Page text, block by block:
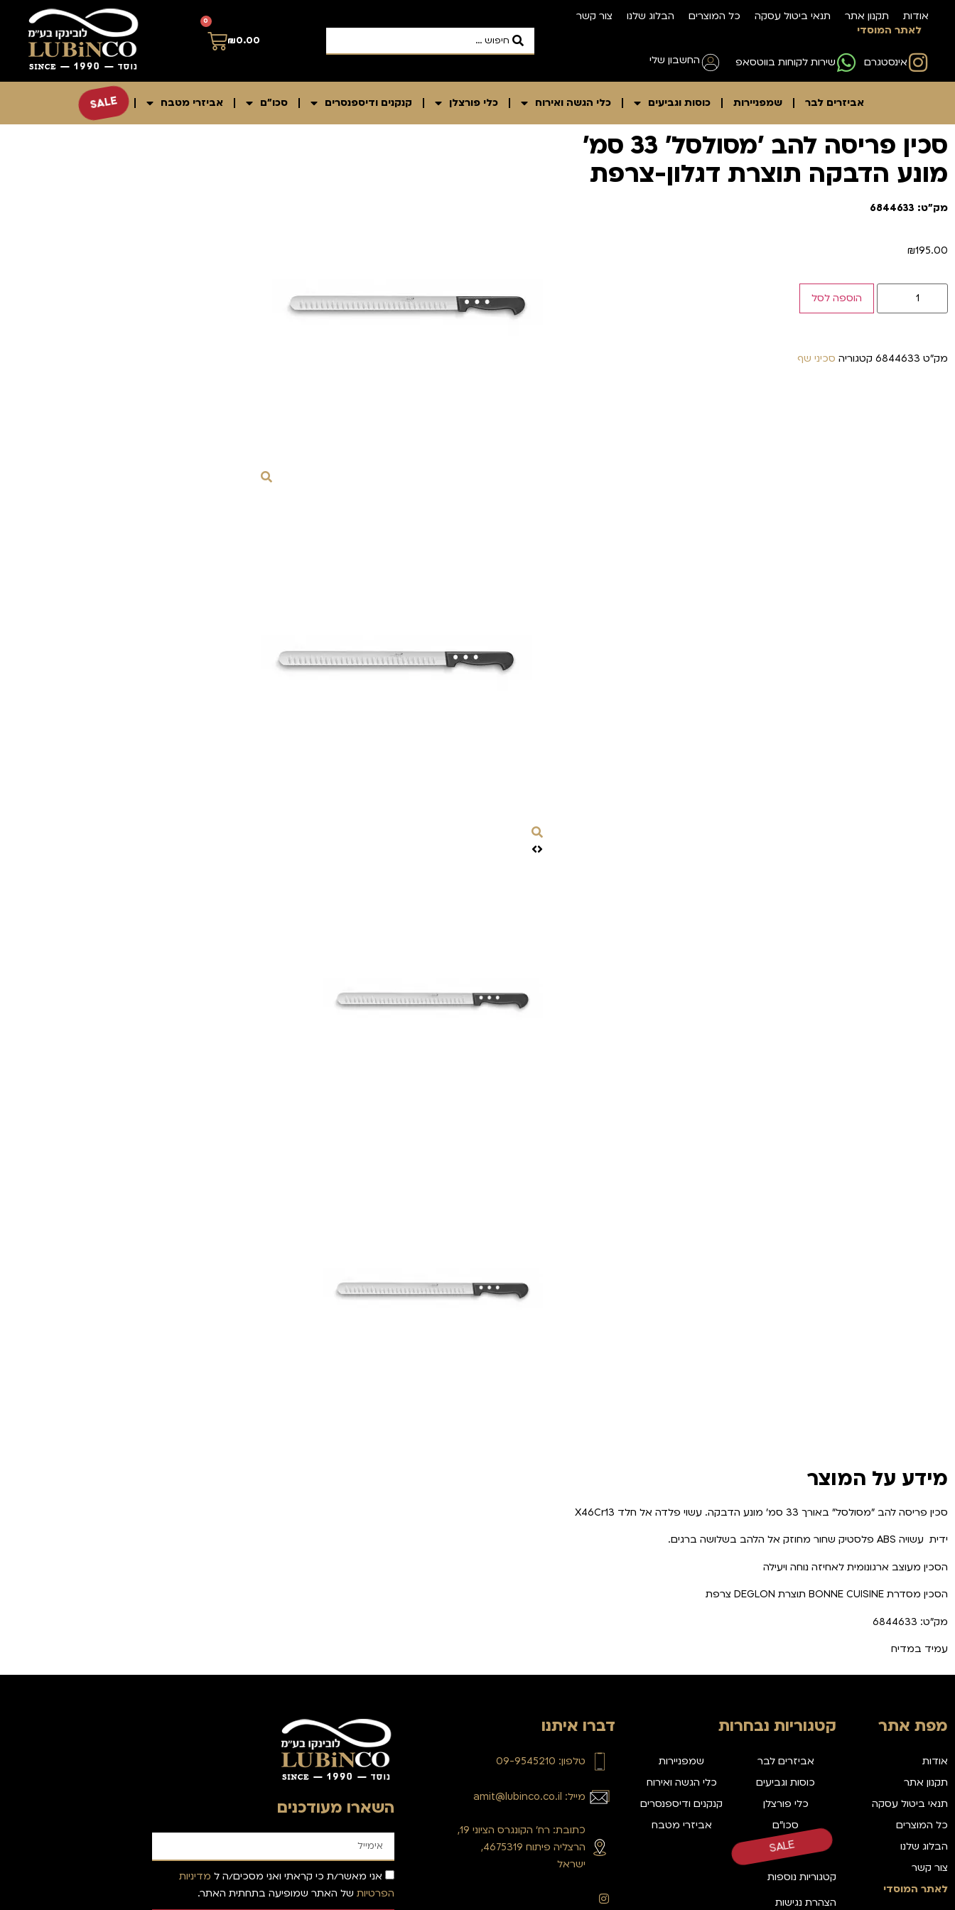
אודות תקנון אתר תנאי ביטול עסקה כל המוצרים הבלוג שלנו
צור קשר
לאתר המוסדי
אינסטגרם שירות לקוחות בווטסאפ החשבון שלי
₪0.00
0
אביזרים לבר שמפניירות כוסות וגביעים כלי הגשה ואירוח כלי פורצלן קנקנים ודיספנסרים סכו"ם אביזרי מטבח SALE
סכין פריסה להב 'מסולסל' 33 סמ'
מונע הדבקה תוצרת דגלון-צרפת
מק"ט: 6844633
₪195.00
הוספה לסל
מק"ט 6844633 קטגוריה סכיני שף
מידע על המוצר
סכין פריסה להב "מסולסל" באורך 33 סמ' מונע הדבקה. עשוי פלדה אל חלד X46Cr13
ידית עשויה ABS פלסטיק שחור מחוזק אל הלהב בשלושה ברגים.
הסכין מעוצב ארגונומית לאחיזה נוחה ויעילה
הסכין מסדרת BONNE CUISINE תוצרת DEGLON צרפת
מק"ט: 6844633
עמיד במדיח
מפת אתר
אודות
תקנון אתר
תנאי ביטול עסקה
כל המוצרים
הבלוג שלנו
צור קשר
לאתר המוסדי
קטגוריות נבחרות
אביזרים לבר
שמפניירות
כוסות וגביעים
כלי הגשה ואירוח
כלי פורצלן
קנקנים ודיספנסרים
סכו"ם
אביזרי מטבח
SALE
קטגוריות נוספות
הצהרת נגישות
דברו איתנו
טלפון: 09-9545210
מייל: amit@lubinco.co.il
כתובת: רח’ הקונגרס הציוני 19,
הרצליה פיתוח 4675319,
ישראל
השארו מעודכנים
אני מאשר/ת כי קראתי ואני מסכים/ה ל מדיניות
הפרטיותשל האתר שמופיעה בתחתית האתר.